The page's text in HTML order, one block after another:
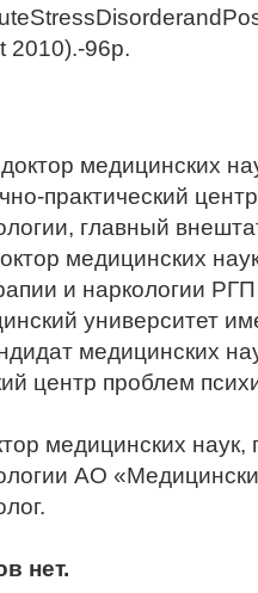
2010).-96р.
медицинских
практический
главный
медицинских
и наркологии
университет
медицинских
центр проблем
медицинских
АО
нет.